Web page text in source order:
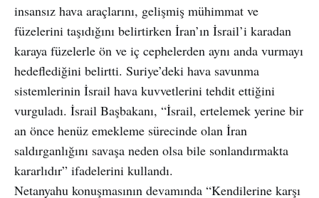
insansız hava araçlarını, gelişmiş mühimmat ve
füzelerini taşıdığını belirtirken İran’ın İsrail’i karadan
karaya füzelerle ön ve iç cephelerden aynı anda vurmayı
hedeflediğini belirtti. Suriye’deki hava savunma
sistemlerinin İsrail hava kuvvetlerini tehdit ettiğini
vurguladı. İsrail Başbakanı, “İsrail, ertelemek yerine bir
an önce henüz emekleme sürecinde olan İran
saldırganlığını savaşa neden olsa bile sonlandırmakta
kararlıdır” ifadelerini kullandı.
Netanyahu konuşmasının devamında “Kendilerine karşı